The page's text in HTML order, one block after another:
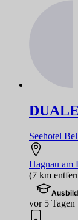
Seehotel
Hagnau am
(7 km
vor 5 Tagen